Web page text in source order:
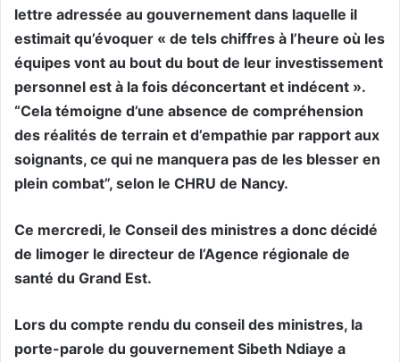
lettre adressée au gouvernement dans laquelle il
estimait qu’évoquer « de tels chiffres à l’heure où les
équipes vont au bout du bout de leur investissement
personnel est à la fois déconcertant et indécent ».
“Cela témoigne d’une absence de compréhension
des réalités de terrain et d’empathie par rapport aux
soignants, ce qui ne manquera pas de les blesser en
plein combat”, selon le CHRU de Nancy.
Ce mercredi, le Conseil des ministres a donc décidé
de limoger le directeur de l’Agence régionale de
santé du Grand Est.
Lors du compte rendu du conseil des ministres, la
porte-parole du gouvernement Sibeth Ndiaye a